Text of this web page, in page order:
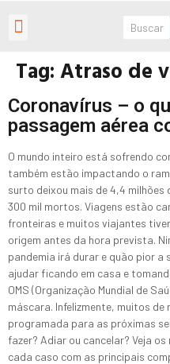
Tag: Atraso de
Coronavírus – o
passagem aérea
O mundo inteiro está sofrendo
também estão impactando o
surto deixou mais de 4,4 milhões
300 mil mortos. Viagens estão
fronteiras e muitos viajantes
origem antes da hora prevista.
pandemia irá durar e quão pior
ajudar ficando em casa e
OMS (Organização Mundial de
máscara. Infelizmente, muitos
programada para as próximas
fazer? Adiar ou cancelar? Veja
cada caso com as principais